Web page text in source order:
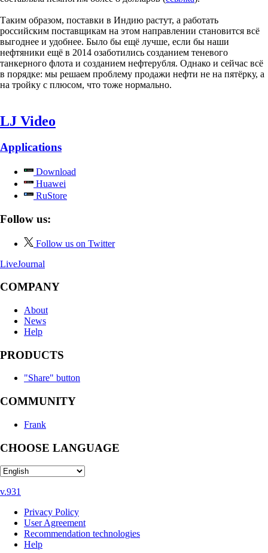
Таким образом, поставки в Индию растут, а работать
российским поставщикам на этом направлении становится всё
выгоднее и удобнее. Было бы ещё лучше, если бы наши
нефтяники ещё в 2014 озаботились созданием теневого
танкерного флота и созданием нефтерубля. Однако и сейчас всё
в порядке: мы решаем проблему продажи нефти не на пятёрку, а
на тройку с плюсом, что тоже нормально.
LJ Video
Applications
Download
Huawei
RuStore
Follow us:
Follow us on Twitter
LiveJournal
COMPANY
About
News
Help
PRODUCTS
"Share" button
COMMUNITY
Frank
CHOOSE LANGUAGE
v.931
Privacy Policy
User Agreement
Recommendation technologies
Help